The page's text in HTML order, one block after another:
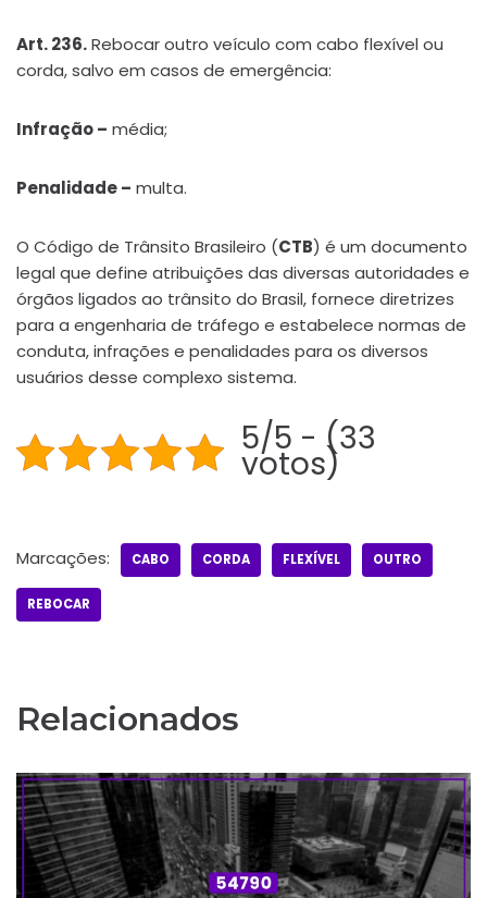
Art. 236.Rebocar outro veículo com cabo flexível ou
corda, salvo em casos de emergência:
Infração – média;
Penalidade – multa.
O Código de Trânsito Brasileiro (CTB) é um documento
legal que define atribuições das diversas autoridades e
órgãos ligados ao trânsito do Brasil, fornece diretrizes
para a engenharia de tráfego e estabelece normas de
conduta, infrações e penalidades para os diversos
usuários desse complexo sistema.
5/5 - (33
votos)
Marcações: CABO CORDA FLEXÍVEL OUTRO
REBOCAR
Relacionados